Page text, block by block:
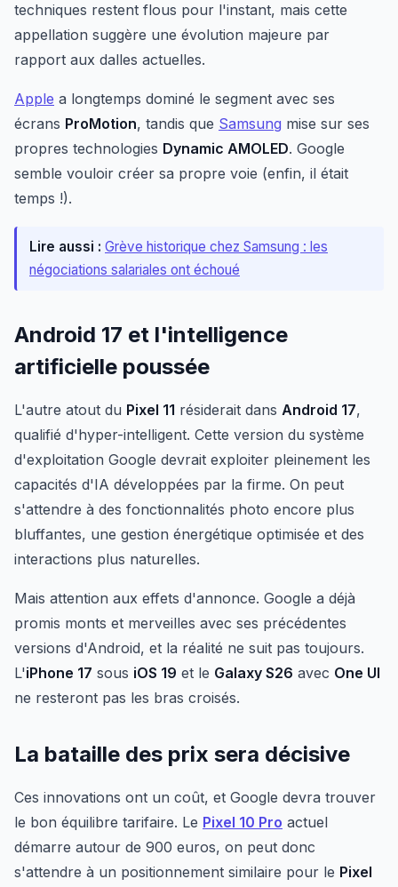
techniques restent flous pour l'instant, mais cette
appellation suggère une évolution majeure par
rapport aux dalles actuelles.
Apple a longtemps dominé le segment avec ses
écrans ProMotion, tandis que Samsung mise sur ses
propres technologies Dynamic AMOLED. Google
semble vouloir créer sa propre voie (enfin, il était
temps !).
Lire aussi : Grève historique chez Samsung : les
négociations salariales ont échoué
Android 17 et l'intelligence
artificielle poussée
L'autre atout du Pixel 11 résiderait dans Android 17,
qualifié d'hyper-intelligent. Cette version du système
d'exploitation Google devrait exploiter pleinement les
capacités d'IA développées par la firme. On peut
s'attendre à des fonctionnalités photo encore plus
bluffantes, une gestion énergétique optimisée et des
interactions plus naturelles.
Mais attention aux effets d'annonce. Google a déjà
promis monts et merveilles avec ses précédentes
versions d'Android, et la réalité ne suit pas toujours.
L'iPhone 17 sous iOS 19 et le Galaxy S26 avec One UI
ne resteront pas les bras croisés.
La bataille des prix sera décisive
Ces innovations ont un coût, et Google devra trouver
le bon équilibre tarifaire. Le Pixel 10 Pro actuel
démarre autour de 900 euros, on peut donc
s'attendre à un positionnement similaire pour le Pixel